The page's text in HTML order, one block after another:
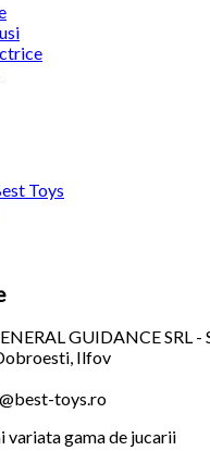
Toys
GUIDANCE SRL -
Ilfov
toys.ro
variata gama de jucarii